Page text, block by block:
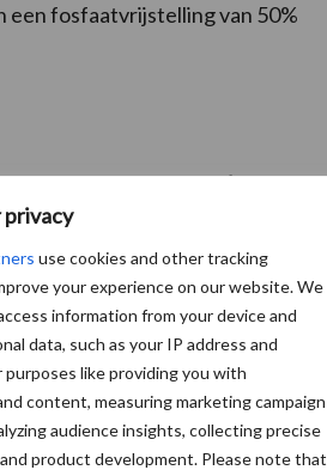
privacy
use cookies and other tracking
your experience on our website. We
information from your device and
data, such as your IP address and
like providing you with
content, measuring marketing campaign
audience insights, collecting precise
product development. Please note that
een fosfaatvrijstelling van 50%
Éénjarige
bevorderlijk voor duurzame
het goede voorbeeld geven.
dat de politiek af wil van
bij de boer. Inzetten op
een goede bodem.